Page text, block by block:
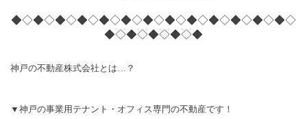
◆◇◆◇◆◇◆◇◆◇◆◇◆◇◆◇◆◇◆◇◆◇◆◇◆◇
◆◇◆◇◆◇◆◇◆
神戸の不動産株式会社とは…？
▼神戸の事業用テナント・オフィス専門の不動産です！